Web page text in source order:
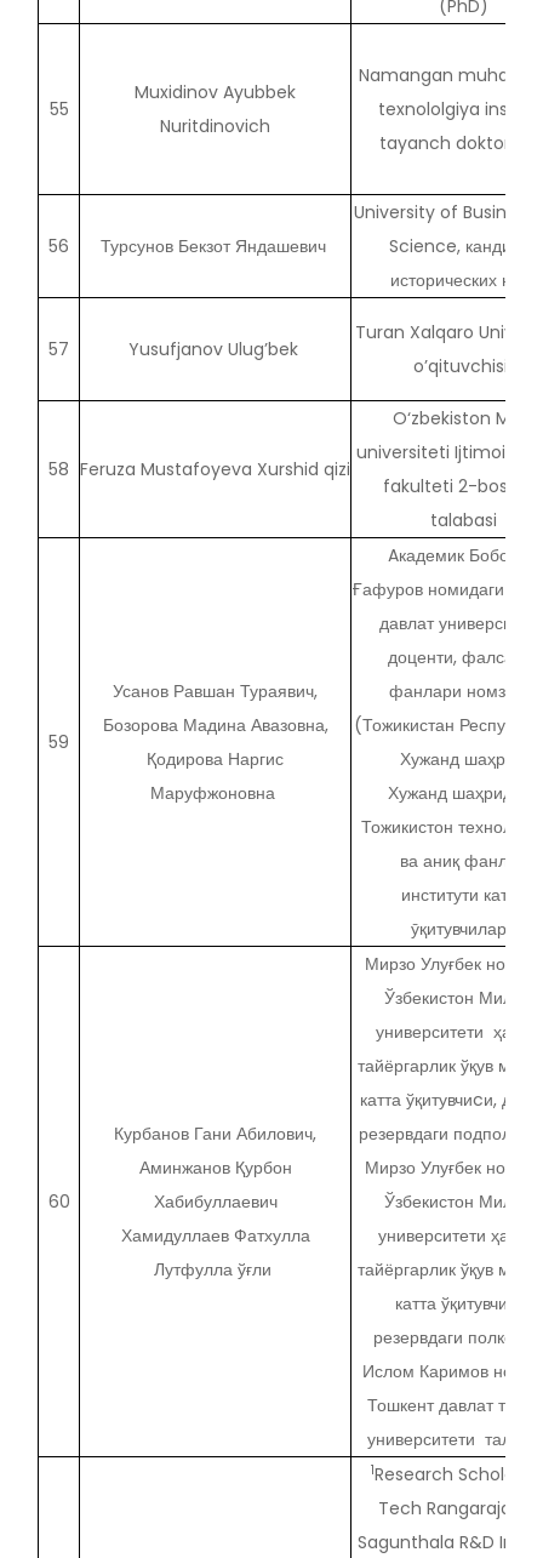
(PhD)
55
Muxidinov Ayubbek
Nuritdinovich
Namangan
texnololgiya
tayanch
56 Турсунов Бекзот Яндашевич
University of Business
Science, кандидат
исторических наук
57 Yusufjanov Ulug’bek
Turan Xalqaro
o’qituvchisi
58 Feruza Mustafoyeva Xurshid qizi
O‘zbekiston Milliy
universiteti Ijtimoiy
fakulteti 2-bosqich
talabasi
59
Усанов Равшан Тураявич,
Бозорова Мадина Авазовна,
Қодирова Наргис
Маруфжоновна
Aкадемик Бобожон
Ғафуров номидаги
давлат
доценти, фалсафа
фанлари номзоди,
(Тожикистан
Хужанд шаҳри,)
Хужанд шаҳридаги
Тожикистон
ва аниқ фанлар
институти катта
ӯқитувчилари
60
Курбанов Гани Абилович,
Аминжанов Қурбон
Хабибуллаевич
Хамидуллаев Фатхулла
Лутфулла ўғли
Мирзо Улуғбек
Ўзбекистон Миллий
университети
тайёргарлик ўқув
катта ўқитувчиcи,
резервдаги
Мирзо Улуғбек
Ўзбекистон Миллий
университети
тайёргарлик ўқув
катта ўқитувчиcи,
резервдаги
Ислом Каримов
Тошкент давлат
университети
1Research Scholar,
Tech Rangarajan
Sagunthala R&D